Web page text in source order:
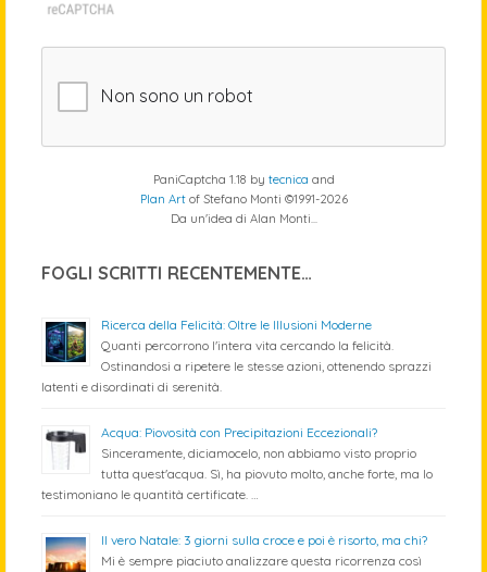
Non sono un robot
PaniCaptcha 1.18 by tecnica and
Plan Artof Stefano Monti ©1991-2026
Da un'idea di Alan Monti...
FOGLI SCRITTI RECENTEMENTE…
Ricerca della Felicità: Oltre le Illusioni Moderne
Quanti percorrono l'intera vita cercando la felicità.
Ostinandosi a ripetere le stesse azioni, ottenendo sprazzi
latenti e disordinati di serenità.
Acqua: Piovosità con Precipitazioni Eccezionali?
Sinceramente, diciamocelo, non abbiamo visto proprio
tutta quest'acqua. Sì, ha piovuto molto, anche forte, ma lo
testimoniano le quantità certificate. …
Il vero Natale: 3 giorni sulla croce e poi è risorto, ma chi?
Mi è sempre piaciuto analizzare questa ricorrenza così